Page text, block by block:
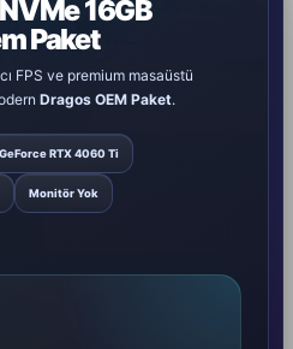
16GB
Paket
FPS ve premium masaüstü
Dragos OEM Paket.
RTX 4060 Ti
Monitör Yok